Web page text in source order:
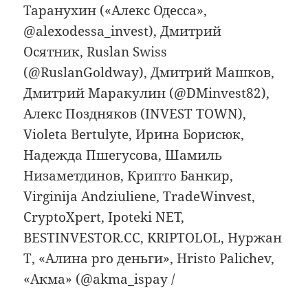
Таранухин («Алекс Одесса»,
@alexodessa_invest), Дмитрий
Осятник, Ruslan Swiss
(@RuslanGoldway), Дмитрий Машков,
Дмитрий Маракулин (@DMinvest82),
Алекс Поздняков (INVEST TOWN),
Violeta Bertulyte, Ирина Борисюк,
Надежда Пшегусова, Шамиль
Низаметдинов, Крипто Банкир,
Virginija Andziuliene, TradeWinvest,
CryptoXpert, Ipoteki NET,
BESTINVESTOR.CC, KRIPTOLOL, Нуржан
Т, «Алина pro деньги», Hristo Palichev,
«Акма» (@akma_ispay /